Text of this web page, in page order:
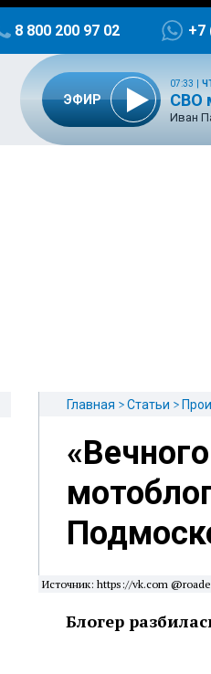
8 800 200 97 02 +7
ЭФИР
07:33
СВО
Иван
Главная Статьи
Источник: https://vk.com
Блогер